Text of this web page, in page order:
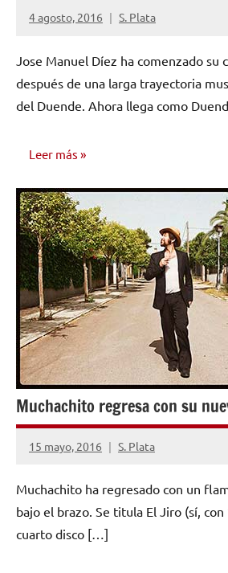
4 agosto, 2016 S. Plata
No
comentarios
Jose Manuel Díez ha comenzado su
después de una larga trayectoria
del Duende. Ahora llega como
Leer más
ENTREVISTAS
Muchachito regresa con su
15 mayo, 2016 S. Plata
1
Muchachito ha regresado con un
bajo el brazo. Se titula El Jiro (sí, con
cuarto disco […]